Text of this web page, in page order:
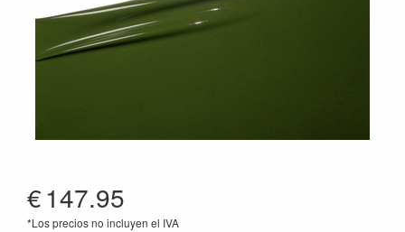
€147.95
*Los precios no incluyen el IVA